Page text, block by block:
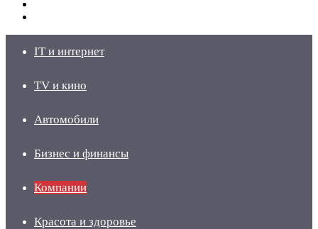
IT и интернет
TV и кино
Автомобили
Бизнес и финансы
Компании
Красота и здоровье